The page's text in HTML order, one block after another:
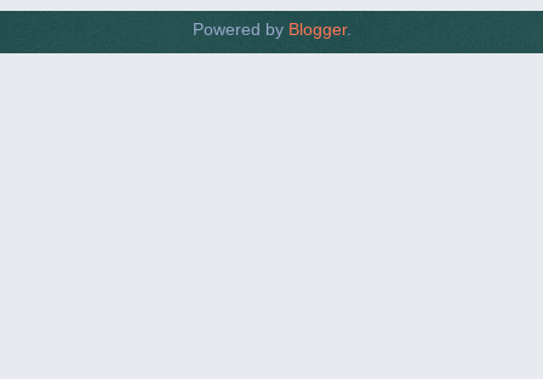
Powered by Blogger.